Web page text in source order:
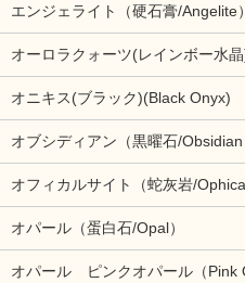
エンジェライト（硬石膏/Angelite）
オーロラクォーツ(レインボー水
オニキス(ブラック)(Black Onyx)
オブシディアン（黒曜石/Obsidian
オフィカルサイト（蛇灰岩/
オパール（蛋白石/Opal）
オパール ピンクオパール（Pink